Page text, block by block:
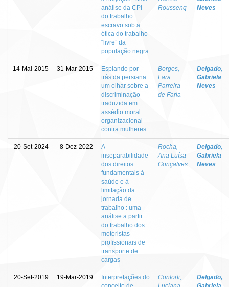
análise da CPI
do trabalho
escravo sob a
ótica do trabalho
“livre” da
população negra
Roussenq
Neves
14-Mai-2015 31-Mar-2015
Espiando por
trás da persiana :
um olhar sobre a
discriminação
traduzida em
assédio moral
organizacional
contra mulheres
Borges,
Lara
Parreira
de Faria
Delgado,
Gabriela
Neves
20-Set-2024 8-Dez-2022
A
inseparabilidade
dos direitos
fundamentais à
saúde e à
limitação da
jornada de
trabalho : uma
análise a partir
do trabalho dos
motoristas
profissionais de
transporte de
cargas
Rocha,
Ana Luísa
Gonçalves
Delgado,
Gabriela
Neves
20-Set-2019 19-Mar-2019
Interpretações do
Conforti,
Delgado,